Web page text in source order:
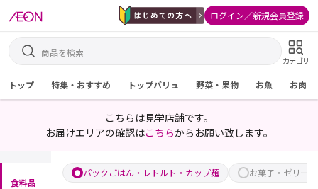
ログイン／新規会員登録
カテゴリ
トップ 特集・おすすめ トップバリュ 野菜・果物 お魚 お肉
こちらは見学店舗です。
お届けエリアの確認はこちらからお願い致します。
食料品
パックごはん・レトルト・カップ麺 お菓子・ゼリー